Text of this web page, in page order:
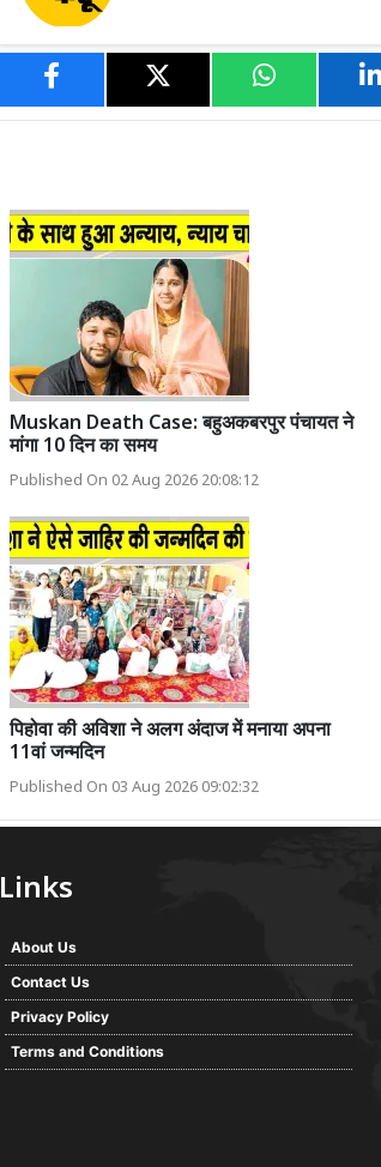
Muskan Death Case: बहुअकबरपुर पंचायत ने
मांगा 10 दिन का समय
Published On 02 Aug 2026 20:08:12
पिहोवा की अविशा ने अलग अंदाज में मनाया अपना
11वां जन्मदिन
Published On 03 Aug 2026 09:02:32
Links
About Us
Contact Us
Privacy Policy
Terms and Conditions